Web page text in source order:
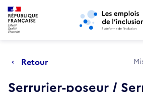
Aller au menu principal Aller au
Retour
Serrurier-poseur /
Retour au début de la page
Panneau de gestion des cookies